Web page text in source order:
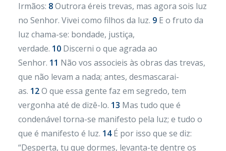
Irmãos: 8Outrora éreis trevas, mas agora sois luz
no Senhor. Vivei como filhos da luz. 9 E o fruto da
luz chama-se: bondade, justiça,
verdade. 10 Discerni o que agrada ao
Senhor. 11 Não vos associeis às obras das trevas,
que não levam a nada; antes, desmascarai-
as. 12O que essa gente faz em segredo, tem
vergonha até de dizê-lo. 13 Mas tudo que é
condenável torna-se manifesto pela luz; e tudo o
que é manifesto é luz. 14É por isso que se diz:
“Desperta, tu que dormes, levanta-te dentre os